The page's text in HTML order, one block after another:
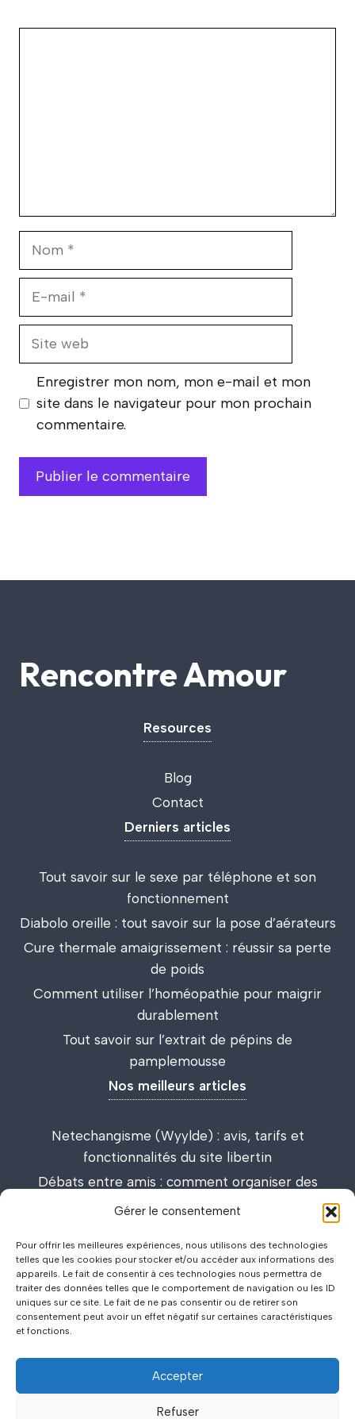
Gérer le consentement
Pour offrir les meilleures expériences, nous utilisons des technologies
telles que les cookies pour stocker et/ou accéder aux informations des
appareils. Le fait de consentir à ces technologies nous permettra de
traiter des données telles que le comportement de navigation ou les ID
uniques sur ce site. Le fait de ne pas consentir ou de retirer son
consentement peut avoir un effet négatif sur certaines caractéristiques
et fonctions.
Accepter
Refuser
Enregistrer mon nom, mon e-mail et mon
site dans le navigateur pour mon prochain
commentaire.
Rencontre Amour
Resources
Blog
Contact
Derniers articles
Tout savoir sur le sexe par téléphone et son
fonctionnement
Diabolo oreille : tout savoir sur la pose d’aérateurs
Cure thermale amaigrissement : réussir sa perte
de poids
Comment utiliser l’homéopathie pour maigrir
durablement
Tout savoir sur l’extrait de pépins de
pamplemousse
Nos meilleurs articles
Netechangisme (Wyylde) : avis, tarifs et
fonctionnalités du site libertin
Débats entre amis : comment organiser des
discussions passionnantes et enrichissantes
Lieux de drague : carte interactive et guide des
meilleurs spots
©2026
Politique de Confidentialité..Mentions Légales..